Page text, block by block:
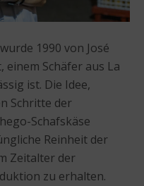
1990 von José
einem Schäfer aus La
ist. Die Idee,
Schritte der
Schafskäse
Reinheit der
Zeitalter der
zu erhalten.